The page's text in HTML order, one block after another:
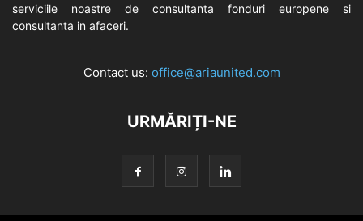
serviciile noastre de consultanta fonduri europene si
consultanta in afaceri.
Contact us: office@ariaunited.com
URMĂRIȚI-NE